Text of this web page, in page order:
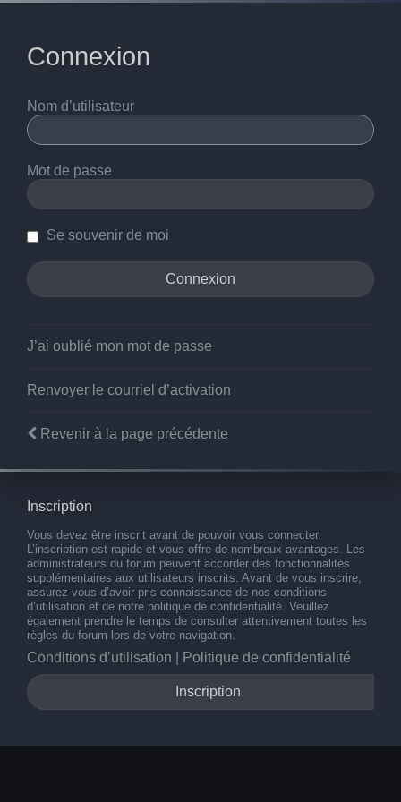
Connexion
Nom d’utilisateur
Mot de passe
Se souvenir de moi
J’ai oublié mon mot de passe
Renvoyer le courriel d’activation
Revenir à la page précédente
Inscription
Vous devez être inscrit avant de pouvoir vous connecter.
L’inscription est rapide et vous offre de nombreux avantages. Les
administrateurs du forum peuvent accorder des fonctionnalités
supplémentaires aux utilisateurs inscrits. Avant de vous inscrire,
assurez-vous d’avoir pris connaissance de nos conditions
d’utilisation et de notre politique de confidentialité. Veuillez
également prendre le temps de consulter attentivement toutes les
règles du forum lors de votre navigation.
Conditions d’utilisation Politique de confidentialité
Inscription